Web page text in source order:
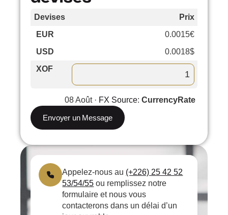
Devises Prix
EUR
0.0015€
USD
0.0018$
XOF
08 Août · FX Source: CurrencyRate
Envoyer un Message
Appelez-nous au (+226) 25 42 52
53/54/55 ou remplissez notre
formulaire et nous vous
contacterons dans un délai d’un